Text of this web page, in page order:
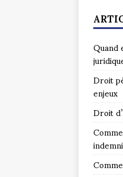
Droit
enjeux
Droit